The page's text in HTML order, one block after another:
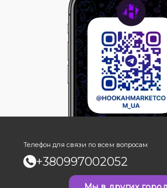
Телефон для связи по всем вопросам
+380997002052